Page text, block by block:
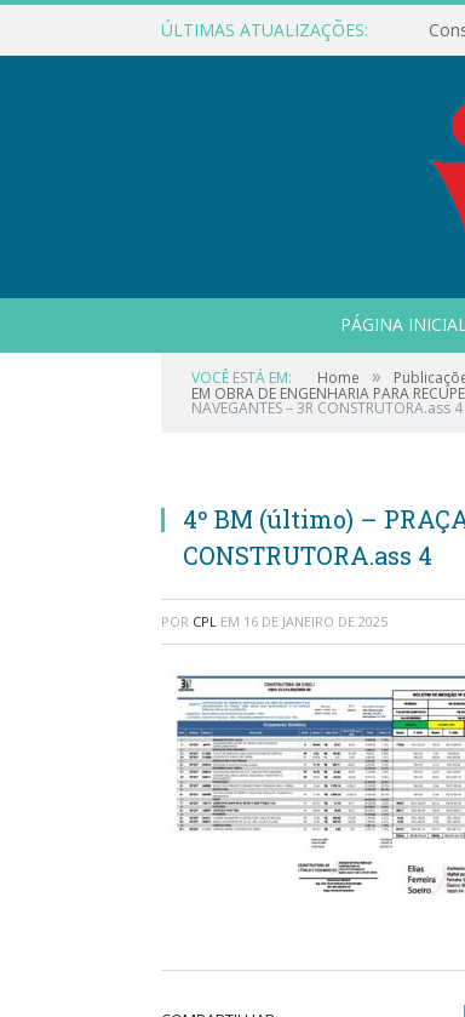
ÚLTIMAS ATUALIZAÇÕES:
PÁGINA
VOCÊ ESTÁ EM: Home »
EM OBRA DE ENGENHARIA PARA
NAVEGANTES – 3R CONSTRUTORA.ass 4
4º BM (último) –
CONSTRUTORA.ass 4
POR CPL EM 16 DE JANEIRO DE 2025